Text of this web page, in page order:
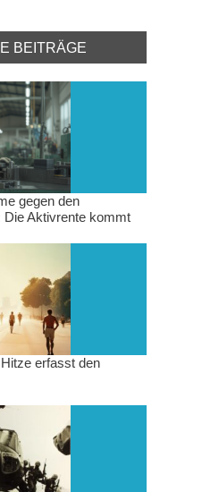
BEITRÄGE
gegen den
Die Aktivrente kommt
erfasst den